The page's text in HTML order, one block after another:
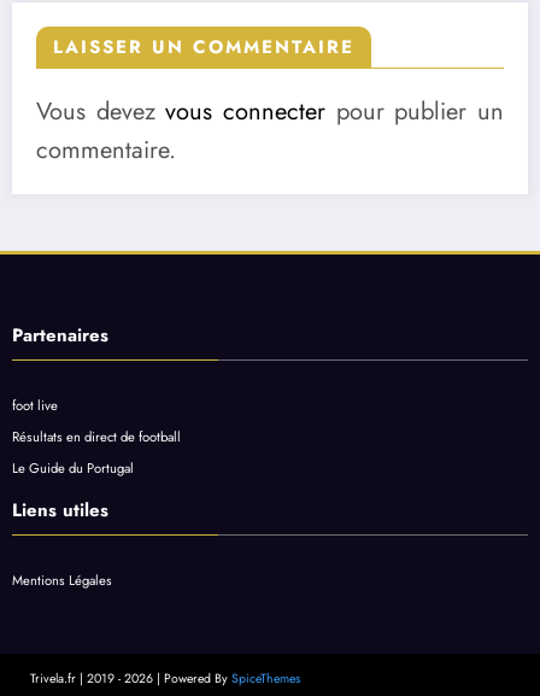
LAISSER UN COMMENTAIRE
Vous devezvous connecter pour publier un
commentaire.
Partenaires
foot live
Résultats en direct de football
Le Guide du Portugal
Liens utiles
Mentions Légales
Trivela.fr | 2019 - 2026 | Powered By SpiceThemes